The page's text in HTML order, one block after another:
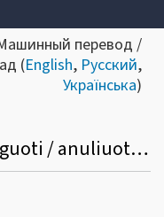
перевод /
(English, Русский,
Українська)
Kokiu būdu galima pakoreguoti / anuliuoti jau išrašytą PVM sąskaitą faktūrą /sąskaitą faktūrą ir kitus pajamų ir išlaidų dokumentus?